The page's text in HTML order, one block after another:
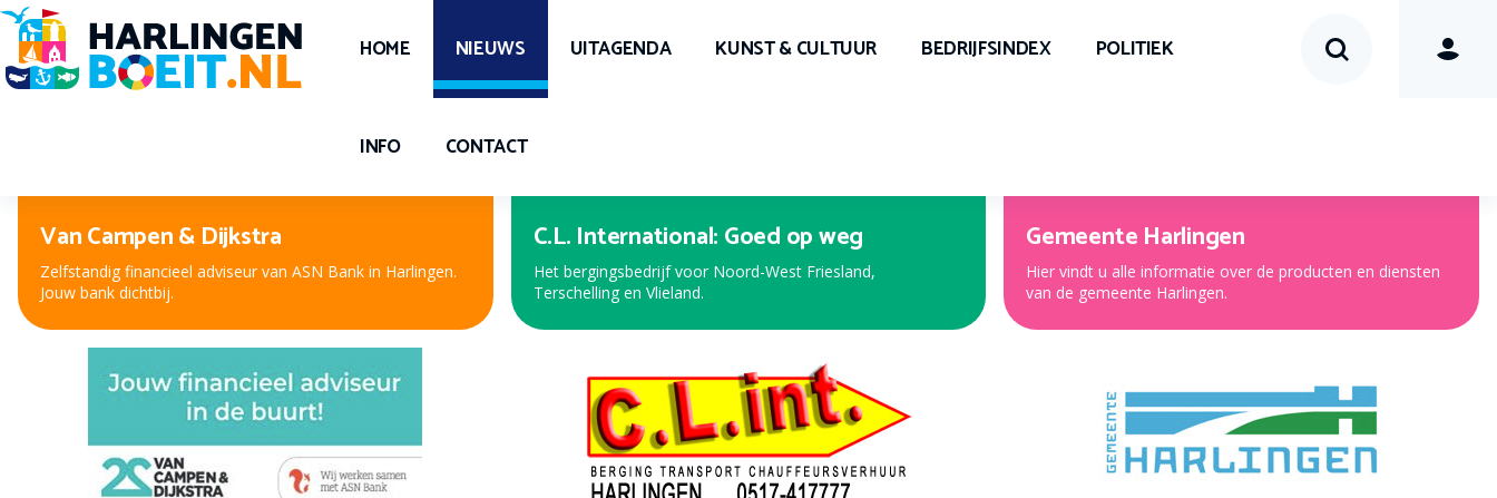
HOME NIEUWS UITAGENDA KUNST & CULTUUR BEDRIJFSINDEX POLITIEK
INFO CONTACT
Peter Kuiper, voor oog en oor
Nieuwe bril, contactlenzen of hooroplossing? Bij Peter
Kuiper, dé opticien en audicien bent u aan het juiste adres.
Expert Harlingen
Bekijk de nieuwe folder met de beste aanbiedingen!
Gemeente Harlingen
Hier vindt u alle informatie over de producten en diensten
van de gemeente Harlingen.